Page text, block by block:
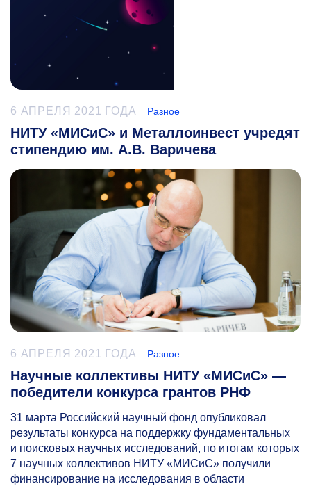
6 АПРЕЛЯ 2021 ГОДА Разное
НИТУ «МИСиС» и Металлоинвест учредят
стипендию им. А.В. Варичева
6 АПРЕЛЯ 2021 ГОДА Разное
Научные коллективы НИТУ «МИСиС» —
победители конкурса грантов РНФ
31 марта Российский научный фонд опубликовал
результаты конкурса на поддержку фундаментальных
и поисковых научных исследований, по итогам которых
7 научных коллективов НИТУ «МИСиС» получили
финансирование на исследования в области